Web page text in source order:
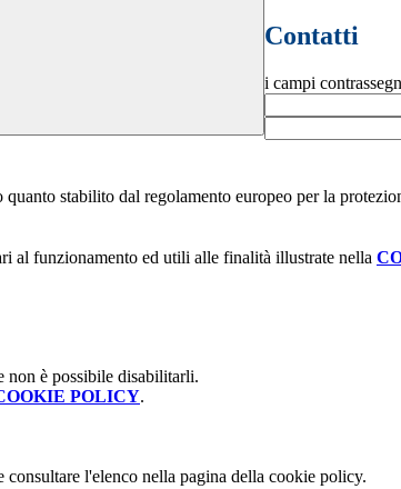
Contatti
i campi
stabilito dal regolamento europeo per la
al funzionamento ed utili alle finalità illustrate nella
non è possibile disabilitarli.
POLICY.
l'elenco nella pagina della cookie policy.